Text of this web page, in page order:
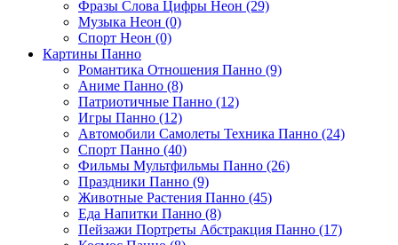
Фразы Слова Цифры Неон (29)
Музыка Неон (0)
Спорт Неон (0)
Картины Панно
Романтика Отношения Панно (9)
Аниме Панно (8)
Патриотичные Панно (12)
Игры Панно (12)
Автомобили Самолеты Техника Панно (24)
Спорт Панно (40)
Фильмы Мультфильмы Панно (26)
Праздники Панно (9)
Животные Растения Панно (45)
Еда Напитки Панно (8)
Пейзажи Портреты Абстракция Панно (17)